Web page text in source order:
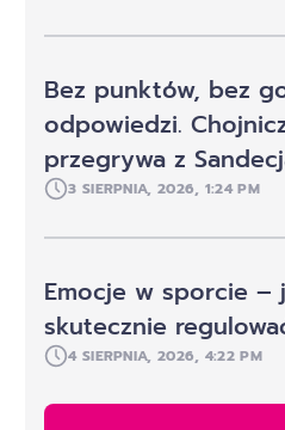
Bez punktów, bez
odpowiedzi.
przegrywa z
3 SIERPNIA, 2026, 1:24 PM
Emocje w sporcie –
skutecznie
4 SIERPNIA, 2026, 4:22 PM